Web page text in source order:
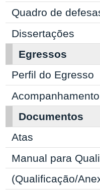
Quadro de
Dissertações
Egressos
Perfil do Egresso
Documentos
Atas
Manual para
(Qualificação/